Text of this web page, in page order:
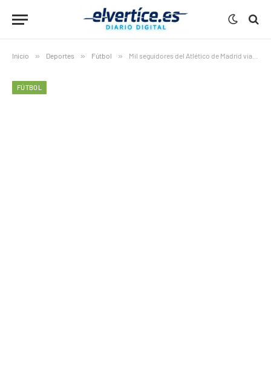
Inicio » Deportes » Fútbol » Mil seguidores del Atlético de Madrid viajarán a Estambul
FÚTBOL